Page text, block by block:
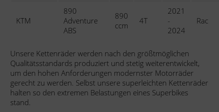
KTM
890
Adventure
ABS
890
ccm
4T
2021
-
2024
Rac
Unsere Kettenräder werden nach den größtmöglichen
Qualitätsstandards produziert und stetig weiterentwickelt,
um den hohen Anforderungen modernster Motorräder
gerecht zu werden. Selbst unsere superleichten Kettenräder
halten so den extremen Belastungen eines Superbikes
stand.